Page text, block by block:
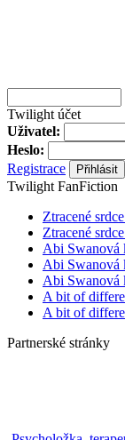
Twilight účet
Uživatel:
Heslo:
Registrace
Twilight FanFiction
Ztracené
Ztracené
Abi Swanová
Abi Swanová
Abi Swanová
A bit of
A bit of
Partnerské stránky